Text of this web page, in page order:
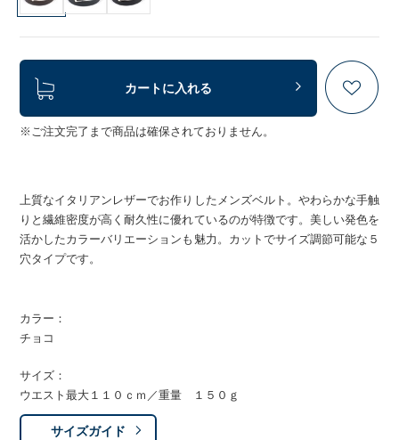
カートに入れる
※ご注文完了まで商品は確保されておりません。
上質なイタリアンレザーでお作りしたメンズベルト。やわらかな手触
りと繊維密度が高く耐久性に優れているのが特徴です。美しい発色を
活かしたカラーバリエーションも魅力。カットでサイズ調節可能な５
穴タイプです。
カラー：
チョコ
サイズ：
ウエスト最大１１０ｃｍ／重量 １５０ｇ
サイズガイド